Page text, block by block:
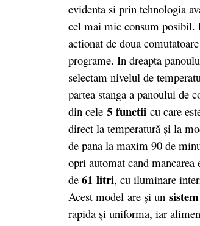
evidenta si prin tehnologia
cel mai mic consum posibil.
actionat de doua
programe. In dreapta
selectam nivelul de
partea stanga a panoului de
din cele 5 functii cu care
direct la temperatură şi la
de pana la maxim 90 de
opri automat cand
de 61 litri, cu iluminare
Acest model are şi un
rapida şi uniforma, iar